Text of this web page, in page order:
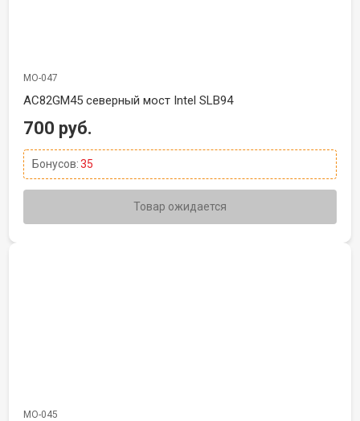
МО-047
AC82GM45 северный мост Intel SLB94
700 руб.
Бонусов:35
Товар ожидается
МО-045